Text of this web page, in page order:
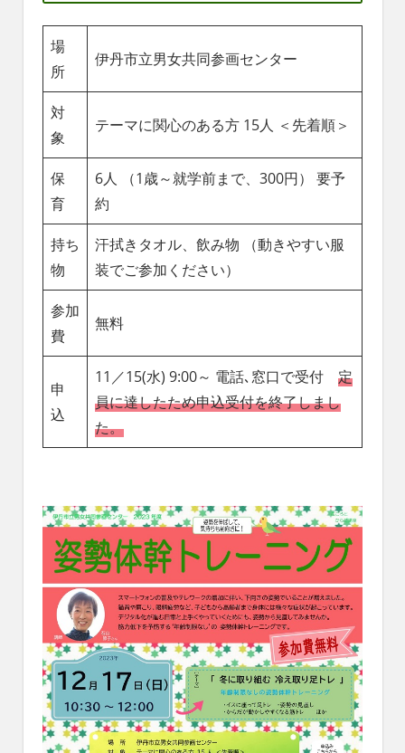
場
所
伊丹市立男女共同参画センター
対
象
テーマに関心のある方 15人 ＜先着順＞
保
育
6人 （1歳～就学前まで、300円） 要予
約
持ち
物
汗拭きタオル、飲み物 （動きやすい服
装でご参加ください）
参加
費
無料
申
込
11／15(水) 9:00～ 電話､窓口で受付 定
員に達したため申込受付を終了しまし
た。